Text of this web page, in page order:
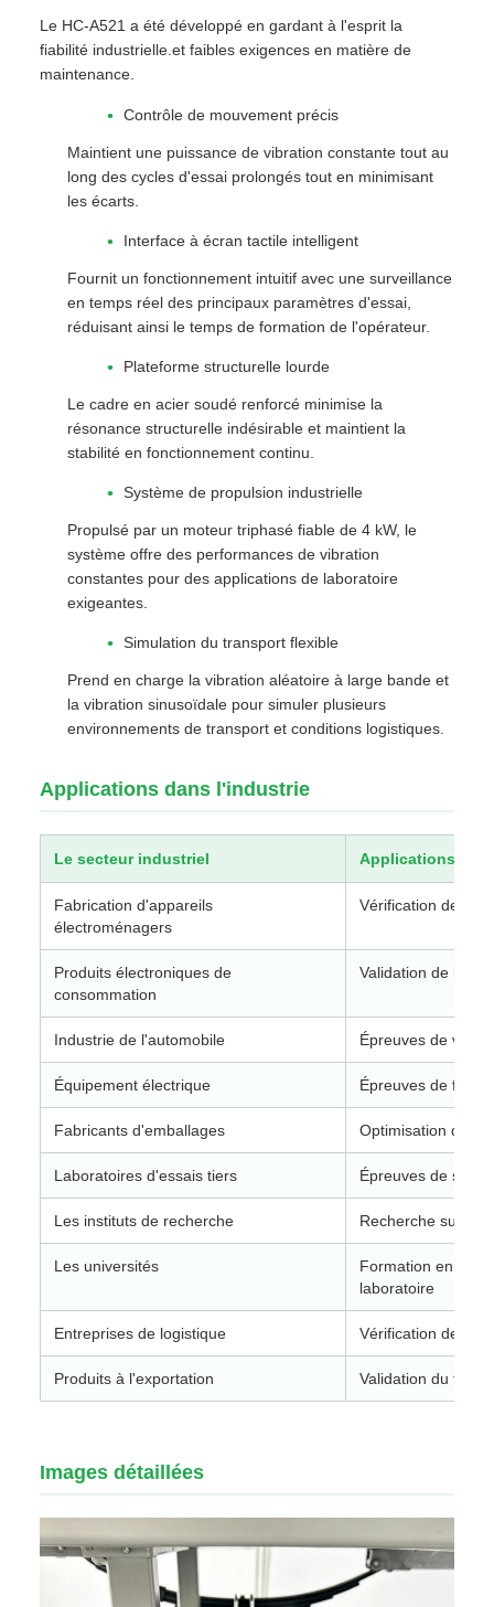
Le HC-A521 a été développé en gardant à l'esprit la
fiabilité industrielle.et faibles exigences en matière de
maintenance.
Contrôle de mouvement précis
Maintient une puissance de vibration constante tout au
long des cycles d'essai prolongés tout en minimisant
les écarts.
Interface à écran tactile intelligent
Fournit un fonctionnement intuitif avec une surveillance
en temps réel des principaux paramètres d'essai,
réduisant ainsi le temps de formation de l'opérateur.
Plateforme structurelle lourde
Le cadre en acier soudé renforcé minimise la
résonance structurelle indésirable et maintient la
stabilité en fonctionnement continu.
Système de propulsion industrielle
Propulsé par un moteur triphasé fiable de 4 kW, le
système offre des performances de vibration
constantes pour des applications de laboratoire
exigeantes.
Simulation du transport flexible
Prend en charge la vibration aléatoire à large bande et
la vibration sinusoïdale pour simuler plusieurs
environnements de transport et conditions logistiques.
Applications dans l'industrie
Le secteur industriel Applications
Fabrication d'appareils
électroménagers
Vérification de la
Produits électroniques de
consommation
Validation de
Industrie de l'automobile Épreuves de
Équipement électrique Épreuves de
Fabricants d'emballages Optimisation des
Laboratoires d'essais tiers Épreuves de
Les instituts de recherche Recherche sur la
Les universités
Formation en
laboratoire
Entreprises de logistique Vérification des
Produits à l'exportation Validation du
Images détaillées